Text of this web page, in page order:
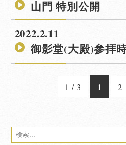
山門 特別公開
2022.2.11
御影堂(大殿)参拝
1 / 3 1 2